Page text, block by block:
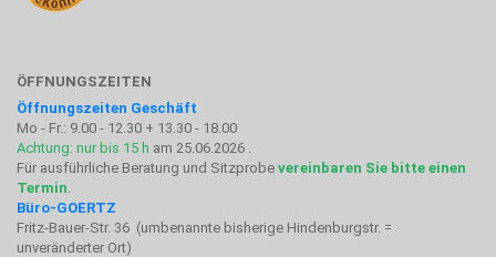
ÖFFNUNGSZEITEN
Öffnungszeiten Geschäft
Mo - Fr.: 9.00 - 12.30 + 13.30 - 18.00
Achtung: nur bis 15 h am 25.06.2026 .
Für ausführliche Beratung und Sitzprobe vereinbaren Sie bitte einen
Termin
Büro-GOERTZ
Fritz-Bauer-Str. 36 (umbenannte bisherige Hindenburgstr. =
unveränderter Ort)